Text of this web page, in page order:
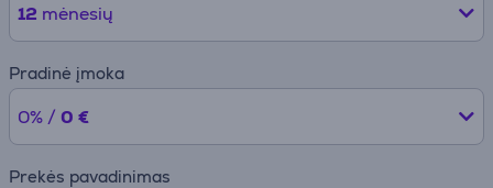
12 mėnesių
Pradinė įmoka
0% / 0 €
Prekės pavadinimas